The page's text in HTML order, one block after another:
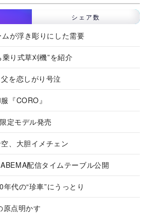
シェア数
ムが浮き彫りにした需要
り式草刈機”を紹介
を恋しがり号泣
『CORO』
定モデル発売
、大胆イメチェン
配信タイムテーブル公開
代の“珍車”にうっとり
原点明かす